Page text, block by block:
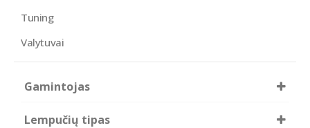
Tuning
Valytuvai
Gamintojas
Lempučių tipas